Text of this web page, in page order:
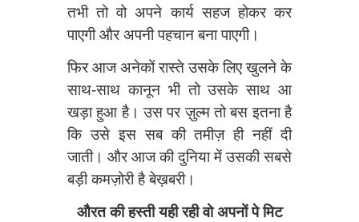
तभी तो वो अपने कार्य सहज होकर कर
पाएगी और अपनी पहचान बना पाएगी।
फिर आज अनेकों रास्ते उसके लिए खुलने के
साथ-साथ कानून भी तो उसके साथ आ
खड़ा हुआ है। उस पर ज़ुल्म तो बस इतना है
कि उसे इस सब की तमीज़ ही नहीं दी
जाती। और आज की दुनिया में उसकी सबसे
बड़ी कमज़ोरी है बेख़बरी।
औरत की हस्ती यही रही वो अपनों पे मिट